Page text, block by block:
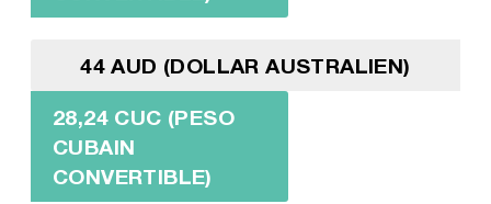
44 AUD (DOLLAR AUSTRALIEN)
28,24 CUC (PESO
CUBAIN
CONVERTIBLE)